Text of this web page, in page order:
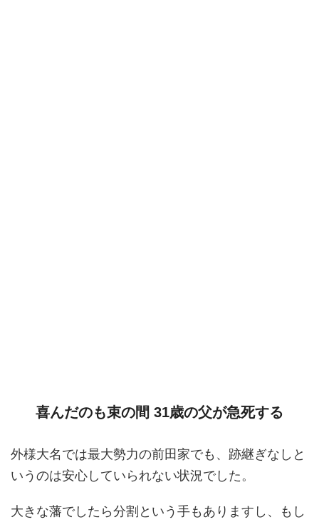
喜んだのも束の間 31歳の父が急死する
外様大名では最大勢力の前田家でも、跡継ぎなしと
いうのは安心していられない状況でした。
大きな藩でしたら分割という手もありますし、もし